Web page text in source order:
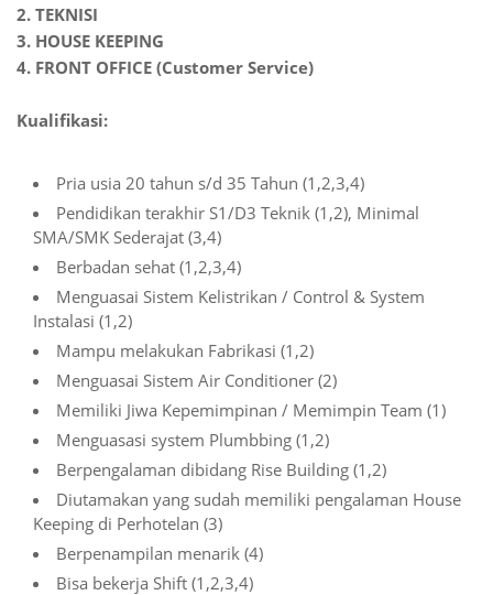
2. TEKNISI
3. HOUSE KEEPING
4. FRONT OFFICE (Customer Service)
Kualifikasi:
Pria usia 20 tahun s/d 35 Tahun (1,2,3,4)
Pendidikan terakhir S1/D3 Teknik (1,2), Minimal
SMA/SMK Sederajat (3,4)
Berbadan sehat (1,2,3,4)
Menguasai Sistem Kelistrikan / Control & System
Instalasi (1,2)
Mampu melakukan Fabrikasi (1,2)
Menguasai Sistem Air Conditioner (2)
Memiliki Jiwa Kepemimpinan / Memimpin Team (1)
Menguasasi system Plumbbing (1,2)
Berpengalaman dibidang Rise Building (1,2)
Diutamakan yang sudah memiliki pengalaman House
Keeping di Perhotelan (3)
Berpenampilan menarik (4)
Bisa bekerja Shift (1,2,3,4)